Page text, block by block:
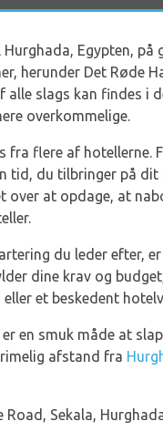
Egypten, på
herunder Det Røde
alle slags kan findes i
overkommelige.
fra flere af hotellerne.
tid, du tilbringer på
over at opdage, at
du leder efter,
dine krav og
et beskedent
en smuk måde at
afstand fra
Road, Sekala,